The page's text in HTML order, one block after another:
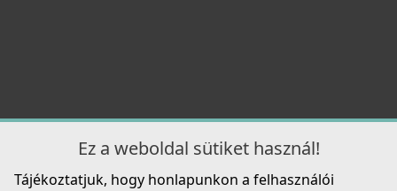
ELLECI - Gránit mosogatótálca Quadra 100 G62
MGKTRA59
Ez a weboldal sütiket használ!
Tájékoztatjuk, hogy honlapunkon a felhasználói